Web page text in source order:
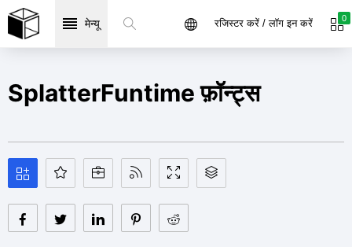
मेन्यू 0
रजिस्टर करें / लॉग इन करें
SplatterFuntime फ़ॉन्ट्स